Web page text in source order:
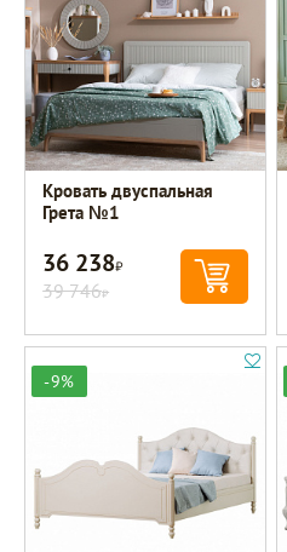
Кровать двуспальная
Грета №1
36 238Р
39 746Р
-9%